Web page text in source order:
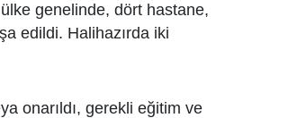
genelinde, dört hastane,
edildi. Halihazırda iki
onarıldı, gerekli eğitim ve